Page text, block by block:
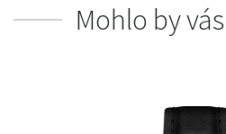
Mohlo by